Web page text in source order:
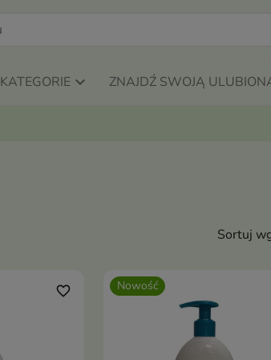
KATEGORIE ZNAJDŹ SWOJĄ
Sortuj
favorite_border Nowość